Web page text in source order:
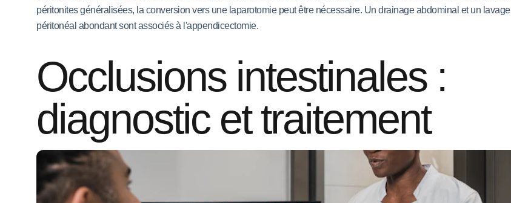
péritonites généralisées, la conversion vers une laparotomie peut être nécessaire. Un drainage abdominal et un lavage
péritonéal abondant sont associés à l'appendicectomie.
Occlusions intestinales :
diagnostic et traitement